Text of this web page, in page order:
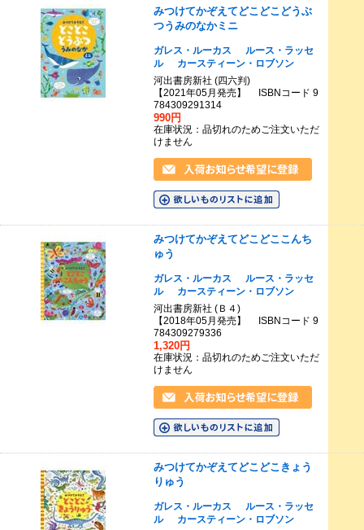
みつけてかぞえてどこどこどうぶ
つうみのなかミニ
ガレス・ルーカス
ルース・ラッセ
ル
カースティーン・ロブソン
河出書房新社 (四六判)
【2021年05月発売】 ISBNコード 9
784309291314
990円
在庫状況：品切れのためご注文いただ
けません
みつけてかぞえてどこどここんち
ゅう
ガレス・ルーカス
ルース・ラッセ
ル
カースティーン・ロブソン
河出書房新社 (Ｂ４)
【2018年05月発売】 ISBNコード 9
784309279336
1,320円
在庫状況：品切れのためご注文いただ
けません
みつけてかぞえてどこどこきょう
りゅう
ガレス・ルーカス
ルース・ラッセ
ル
カースティーン・ロブソン